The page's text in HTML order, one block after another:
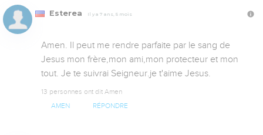
Esterea Il y a 7 ans, 5 mois
Amen. Il peut me rendre parfaite par le sang de
Jesus mon frère,mon ami,mon protecteur et mon
tout. Je te suivrai Seigneur.je t'aime Jesus.
13 personnes ont dit Amen
AMEN RÉPONDRE